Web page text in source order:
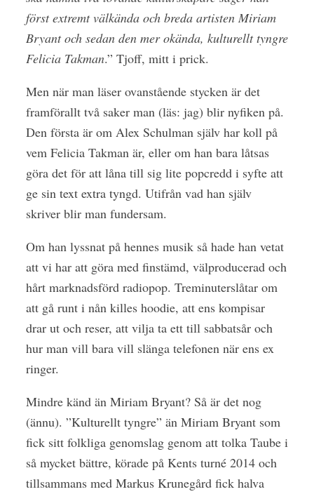
först extremt välkända och breda artisten Miriam
Bryant och sedan den mer okända, kulturellt tyngre
Felicia Takman.” Tjoff, mitt i prick.
Men när man läser ovanstående stycken är det
framförallt två saker man (läs: jag) blir nyfiken på.
Den första är om Alex Schulman själv har koll på
vem Felicia Takman är, eller om han bara låtsas
göra det för att låna till sig lite popcredd i syfte att
ge sin text extra tyngd. Utifrån vad han själv
skriver blir man fundersam.
Om han lyssnat på hennes musik så hade han vetat
att vi har att göra med finstämd, välproducerad och
hårt marknadsförd radiopop. Treminuterslåtar om
att gå runt i nån killes hoodie, att ens kompisar
drar ut och reser, att vilja ta ett till sabbatsår och
hur man vill bara vill slänga telefonen när ens ex
ringer.
Mindre känd än Miriam Bryant? Så är det nog
(ännu). ”Kulturellt tyngre” än Miriam Bryant som
fick sitt folkliga genomslag genom att tolka Taube i
så mycket bättre, körade på Kents turné 2014 och
tillsammans med Markus Krunegård fick halva